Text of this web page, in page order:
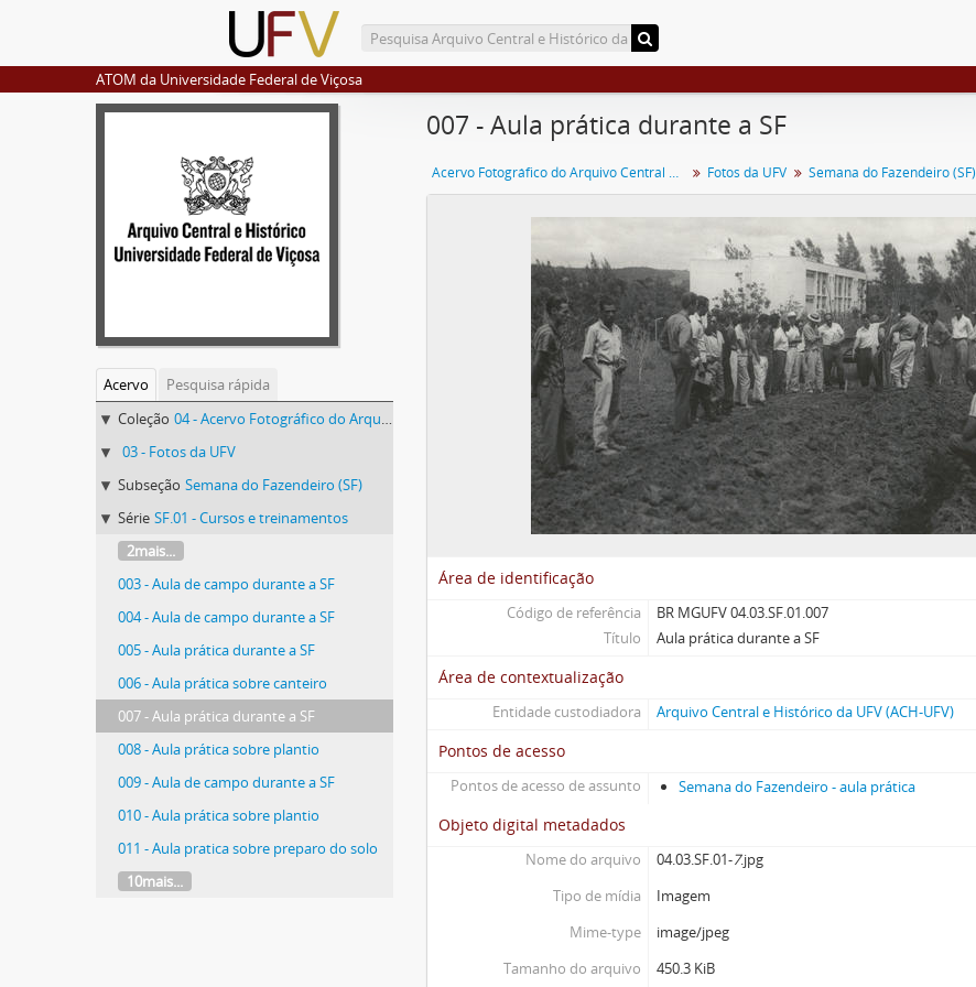
ATOM da Universidade Federal de Viçosa
Acervo
Pesquisa rápida
Coleção 04 - Acervo Fotográfico do Arquivo Central Histórico da UFV
03 - Fotos da UFV
Subseção Semana do Fazendeiro (SF)
Série SF.01 - Cursos e treinamentos
2mais...
003 - Aula de campo durante a SF
004 - Aula de campo durante a SF
005 - Aula prática durante a SF
006 - Aula prática sobre canteiro
007 - Aula prática durante a SF
008 - Aula prática sobre plantio
009 - Aula de campo durante a SF
010 - Aula prática sobre plantio
011 - Aula pratica sobre preparo do solo
10mais...
007 - Aula prática durante a SF
Acervo Fotográfico do Arquivo Central Histórico da UFV Fotos da UFV Semana do Fazendeiro (SF)
Área de identificação
Código de referência
BR MGUFV 04.03.SF.01.007
Título
Aula prática durante a SF
Área de contextualização
Entidade custodiadora Arquivo Central e Histórico da UFV (ACH-UFV)
Pontos de acesso
Pontos de acesso de assunto Semana do Fazendeiro - aula prática
Objeto digital metadados
Nome do arquivo 04.03.SF.01-7.jpg
Tipo de mídia
Imagem
Mime-type
image/jpeg
Tamanho do arquivo
450.3 KiB